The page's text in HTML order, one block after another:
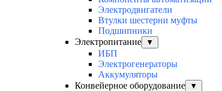
Электродвигатели
Втулки шестерни муфты
Подшипники
Электропитание
▼
ИБП
Электрогенераторы
Аккумуляторы
Конвейерное оборудование
▼